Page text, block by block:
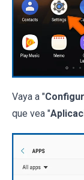
Vaya a "
que vea "